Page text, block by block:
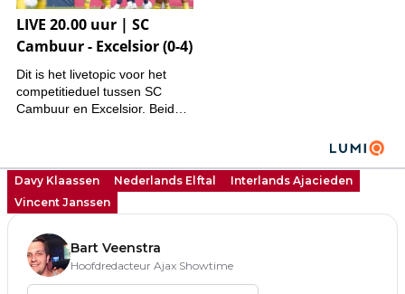
Davy Klaassen Nederlands Elftal
Interlands Ajacieden
Vincent Janssen
Bart Veenstra
Hoofdredacteur Ajax Showtime